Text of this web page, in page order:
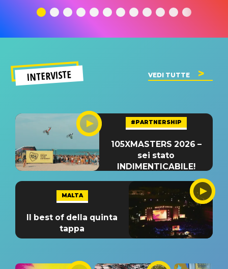
significato
del singolo
INTERVISTE VEDI TUTTE
#PARTNERSHIP
105XMASTERS 2026 –
sei stato
INDIMENTICABILE!
MALTA
Il best of della quinta
tappa